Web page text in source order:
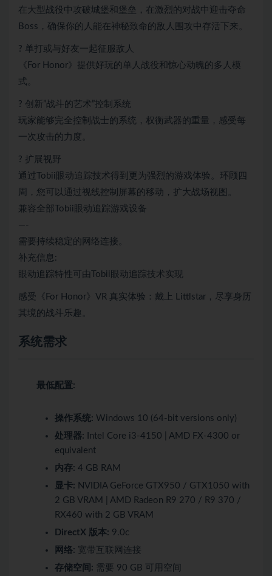
在大型战役中攻破城堡和堡垒，在激烈的对战中迎击夺命
Boss，确保你的人能在神秘致命的敌人围攻中存活下来。
? 单打或与好友一起征服敌人
《For Honor》提供好玩的单人战役和惊心动魄的多人模
式。
? 创新”战斗的艺术”控制系统
玩家能够完全控制战士的系统，权衡武器的重量，感受每
一次攻击的力度。
? 扩展视野
通过Tobii眼动追踪技术得到更为强烈的游戏体验。环顾四
周，您可以通过视线控制屏幕的移动，扩大战场视图。
兼容全部Tobii眼动追踪游戏设备
—-
需要持续稳定的网络连接。
补充信息:
眼动追踪特性可由Tobii眼动追踪技术实现
感受《For Honor》VR 真实体验：戴上 Littlstar ，尽享身历
其境的战斗乐趣。
系统需求
最低配置:
操作系统: Windows 10 (64-bit versions only)
处理器: Intel Core i3-4150 | AMD FX-4300 or
equivalent
内存: 4 GB RAM
显卡: NVIDIA GeForce GTX950 / GTX1050 with
2 GB VRAM | AMD Radeon R9 270 / R9 370 /
RX460 with 2 GB VRAM
DirectX 版本: 9.0c
网络: 宽带互联网连接
存储空间: 需要 90 GB 可用空间